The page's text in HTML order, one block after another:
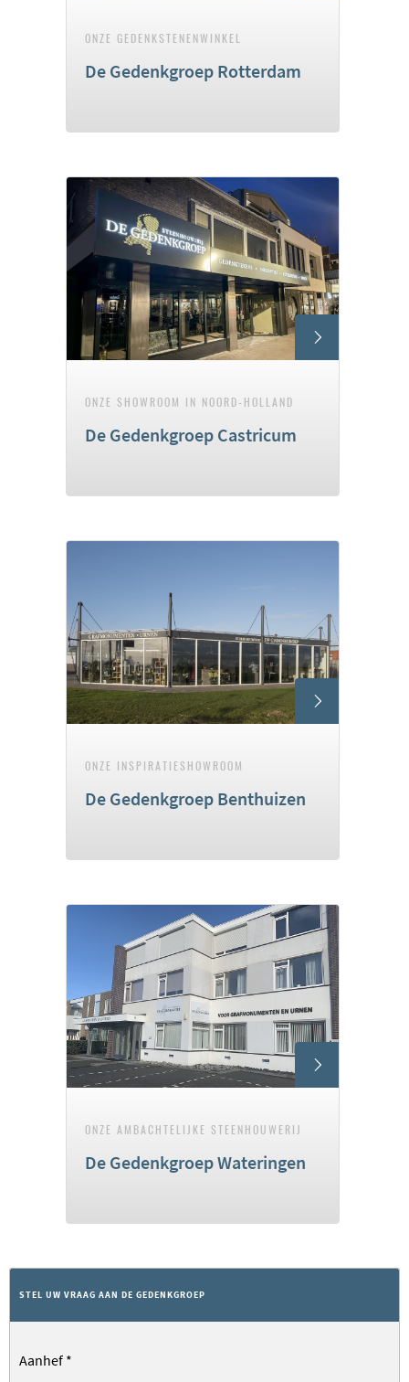
ONZE GEDENKSTENENWINKEL
De Gedenkgroep Rotterdam
ONZE SHOWROOM IN NOORD-HOLLAND
De Gedenkgroep Castricum
ONZE INSPIRATIESHOWROOM
De Gedenkgroep Benthuizen
ONZE AMBACHTELIJKE STEENHOUWERIJ
De Gedenkgroep Wateringen
STEL UW VRAAG AAN DE GEDENKGROEP
Aanhef *